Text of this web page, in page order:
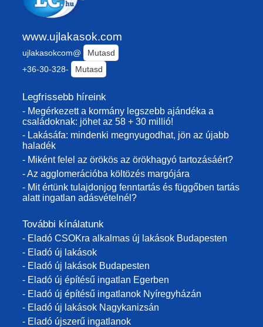
www.ujlakasok.com
ujlakasokcom@
Mutasd
+36-30-328-
Mutasd
Legfrissebb híreink
- Megérkezett a kormány legszebb ajándéka a
családoknak: jöhet az 58 + 30 millió!
- Lakásáfa: mindenki megnyugodhat, jön az újabb
haladék
- Miként felel az örökös az örökhagyó tartozásáért?
- Az agglomerációba költözés margójára
- Mit értünk tulajdonjog fenntartás és függőben tartás
alatt ingatlan adásvételnél?
További kínálatunk
- Eladó CSOKra alkalmas új lakások Budapesten
- Eladó új lakások
- Eladó új lakások Budapesten
- Eladó új építésű ingatlan Egerben
- Eladó új építésű ingatlanok Nyíregyházán
- Eladó új lakások Nagykanizsán
- Eladó újszerű ingatlanok